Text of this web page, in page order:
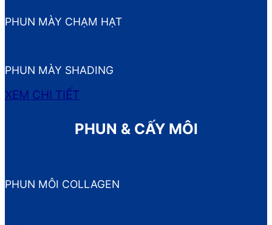
PHUN MÀY CHẠM HẠT
PHUN MÀY SHADING
XEM CHI TIẾT
PHUN & CẤY MÔI
PHUN MÔI COLLAGEN